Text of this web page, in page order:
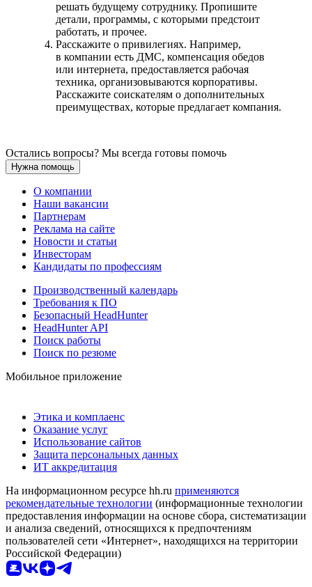
решать будущему сотруднику. Пропишите
детали, программы, с которыми предстоит
работать, и прочее.
Расскажите о привилегиях. Например,
в компании есть ДМС, компенсация обедов
или интернета, предоставляется рабочая
техника, организовываются корпоративы.
Расскажите соискателям о дополнительных
преимуществах, которые предлагает компания.
Остались вопросы? Мы всегда готовы помочь
Нужна помощь
О компании
Наши вакансии
Партнерам
Реклама на сайте
Новости и статьи
Инвесторам
Кандидаты по профессиям
Производственный календарь
Требования к ПО
Безопасный HeadHunter
HeadHunter API
Поиск работы
Поиск по резюме
Мобильное приложение
Этика и комплаенс
Оказание услуг
Использование сайтов
Защита персональных данных
ИТ аккредитация
На информационном ресурсе hh.ru применяются
рекомендательные технологии (информационные технологии
предоставления информации на основе сбора, систематизации
и анализа сведений, относящихся к предпочтениям
пользователей сети «Интернет», находящихся на территории
Российской Федерации)